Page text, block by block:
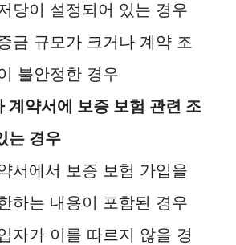
당이 설정되어 있는 경우
금 규모가 크거나 계약 조
불안정한 경우
계약서에 보증 보험 관련 조
는 경우
서에서 보증 보험 가입을
하는 내용이 포함된 경우
자가 이를 따르지 않을 경